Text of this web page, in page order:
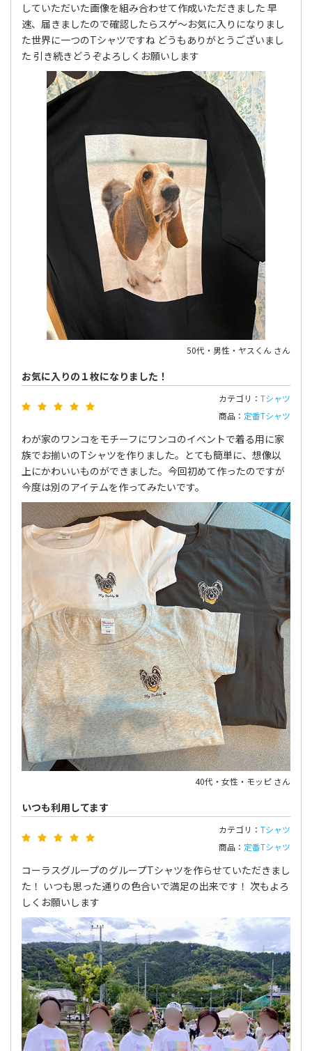
していただいた画像を組み合わせて作成いただきました 早
速、届きましたので確認したらスゲ〜お気に入りになりまし
た世界に一つのTシャツですね どうもありがとうございまし
た 引き続きどうぞよろしくお願いします
50代・男性・ヤスくん さん
お気に入りの１枚になりました！
カテゴリ： Tシャツ
商品： 定番Tシャツ
わが家のワンコをモチーフにワンコのイベントで着る用に家
族でお揃いのTシャツを作りました。とても簡単に、想像以
上にかわいいものができました。今回初めて作ったのですが
今度は別のアイテムを作ってみたいです。
40代・女性・モッピ さん
いつも利用してます
カテゴリ： Tシャツ
商品： 定番Tシャツ
コーラスグループのグループTシャツを作らせていただきまし
た！ いつも思った通りの色合いで満足の出来です！ 次もよろ
しくお願いします